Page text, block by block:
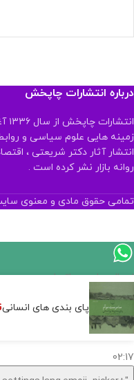
درباره انتشارات چاپخش
زمینه هایی علوم سیاسی و
روانه بازار نشر کرده است .
تمامی حقوق مادی و معنوی
پای بندی های انسانی
اگر
موجود
نیست,
شاید
تهیه